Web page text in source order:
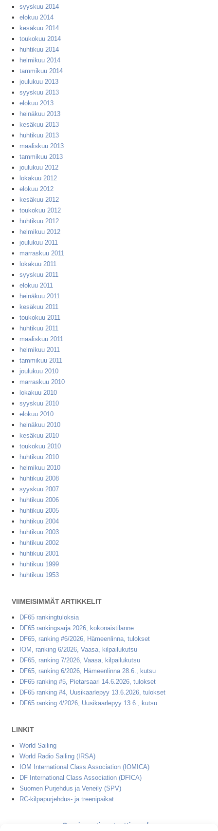
syyskuu 2014
elokuu 2014
kesäkuu 2014
toukokuu 2014
huhtikuu 2014
helmikuu 2014
tammikuu 2014
joulukuu 2013
syyskuu 2013
elokuu 2013
heinäkuu 2013
kesäkuu 2013
huhtikuu 2013
maaliskuu 2013
tammikuu 2013
joulukuu 2012
lokakuu 2012
elokuu 2012
kesäkuu 2012
toukokuu 2012
huhtikuu 2012
helmikuu 2012
joulukuu 2011
marraskuu 2011
lokakuu 2011
syyskuu 2011
elokuu 2011
heinäkuu 2011
kesäkuu 2011
toukokuu 2011
huhtikuu 2011
maaliskuu 2011
helmikuu 2011
tammikuu 2011
joulukuu 2010
marraskuu 2010
lokakuu 2010
syyskuu 2010
elokuu 2010
heinäkuu 2010
kesäkuu 2010
toukokuu 2010
huhtikuu 2010
helmikuu 2010
huhtikuu 2008
syyskuu 2007
huhtikuu 2006
huhtikuu 2005
huhtikuu 2004
huhtikuu 2003
huhtikuu 2002
huhtikuu 2001
huhtikuu 1999
huhtikuu 1953
VIIMEISIMMÄT ARTIKKELIT
DF65 rankingtuloksia
DF65 rankingsarja 2026, kokonaistilanne
DF65, ranking #6/2026, Hämeenlinna, tulokset
IOM, ranking 6/2026, Vaasa, kilpailukutsu
DF65, ranking 7/2026, Vaasa, kilpailukutsu
DF65, ranking 6/2026, Hämeenlinna 28.6., kutsu
DF65 ranking #5, Pietarsaari 14.6.2026, tulokset
DF65 ranking #4, Uusikaarlepyy 13.6.2026, tulokset
DF65 ranking 4/2026, Uusikaarlepyy 13.6., kutsu
LINKIT
World Sailing
World Radio Sailing (IRSA)
IOM International Class Association (IOMICA)
DF International Class Association (DFICA)
Suomen Purjehdus ja Veneily (SPV)
RC-kilpapurjehdus- ja treenipaikat
2 minuutin starttinauha